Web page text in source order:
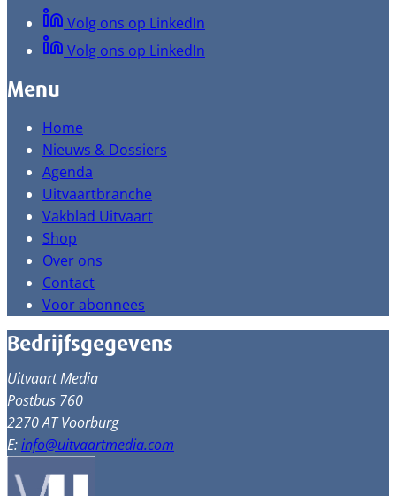
Volg ons op LinkedIn
Volg ons op LinkedIn
Menu
Home
Nieuws & Dossiers
Agenda
Uitvaartbranche
Vakblad Uitvaart
Shop
Over ons
Contact
Voor abonnees
Bedrijfsgegevens
Uitvaart Media
Postbus 760
2270 AT Voorburg
E:info@uitvaartmedia.com